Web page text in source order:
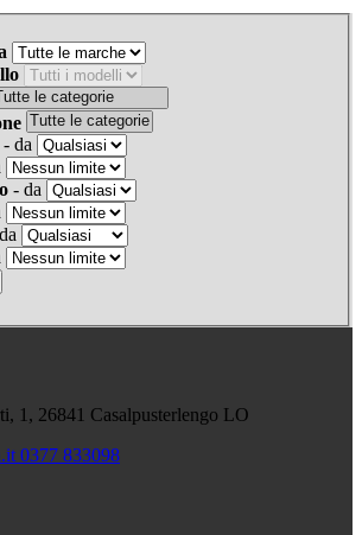
- da
- da
1, 26841 Casalpusterlengo LO
0377 833098